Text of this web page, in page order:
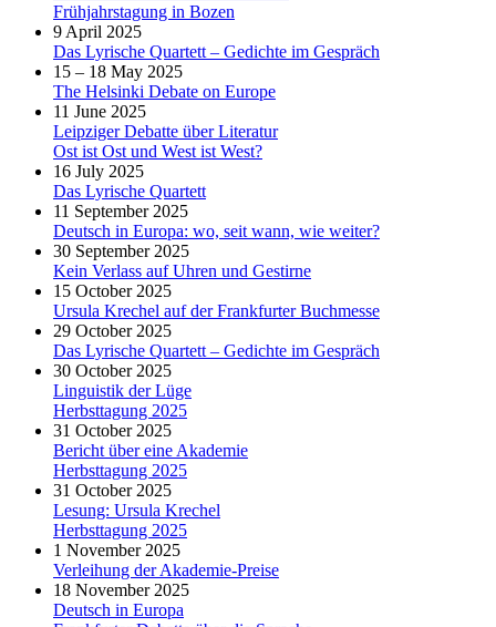
Frühjahrstagung in Bozen
9 April 2025
Das Lyrische Quartett – Gedichte im Gespräch
15 – 18 May 2025
The Helsinki Debate on Europe
11 June 2025
Leipziger Debatte über Literatur
Ost ist Ost und West ist West?
16 July 2025
Das Lyrische Quartett
11 September 2025
Deutsch in Europa: wo, seit wann, wie weiter?
30 September 2025
Kein Verlass auf Uhren und Gestirne
15 October 2025
Ursula Krechel auf der Frankfurter Buchmesse
29 October 2025
Das Lyrische Quartett – Gedichte im Gespräch
30 October 2025
Linguistik der Lüge
Herbsttagung 2025
31 October 2025
Bericht über eine Akademie
Herbsttagung 2025
31 October 2025
Lesung: Ursula Krechel
Herbsttagung 2025
1 November 2025
Verleihung der Akademie-Preise
18 November 2025
Deutsch in Europa